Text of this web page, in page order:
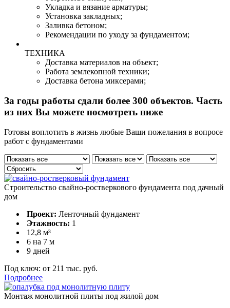
Укладка и вязание арматуры;
Установка закладных;
Заливка бетоном;
Рекомендации по уходу за фундаментом;
ТЕХНИКА
Доставка материалов на объект;
Работа землекопной техники;
Доставка бетона миксерами;
За годы работы сдали более 300 объектов. Часть
из них Вы можете посмотреть ниже
Готовы воплотить в жизнь любые Ваши пожелания в вопросе
работ с фундаментами
Строительство свайно-ростверкового фундамента под дачный
дом
Проект: Ленточный фундамент
Этажность: 1
12,8 м³
6 на 7 м
9 дней
Под ключ: от 211 тыс. руб.
Подробнее
Монтаж монолитной плиты под жилой дом